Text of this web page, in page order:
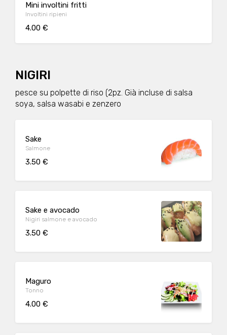
Mini involtini fritti
Involtini ripieni
4.00 €
NIGIRI
pesce su polpette di riso (2pz. Già incluse di salsa
soya, salsa wasabi e zenzero
Sake
Salmone
3.50 €
Sake e avocado
Nigiri salmone e avocado
3.50 €
Maguro
Tonno
4.00 €